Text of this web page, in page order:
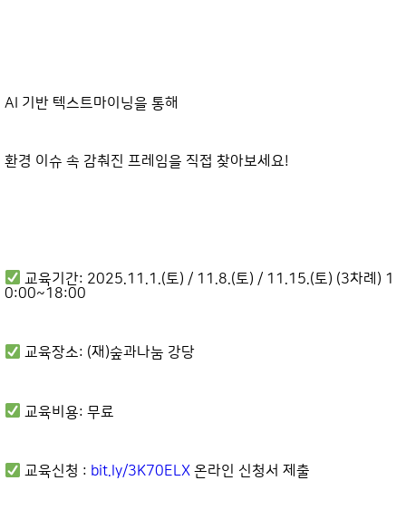
AI 기반 텍스트마이닝을 통해
환경 이슈 속 감춰진 프레임을 직접 찾아보세요!
교육기간: 2025.11.1.(토) / 11.8.(토) / 11.15.(토) (3차례) 1
0:00~18:00
교육장소: (재)숲과나눔 강당
교육비용: 무료
교육신청 : bit.ly/3K70ELX 온라인 신청서 제출